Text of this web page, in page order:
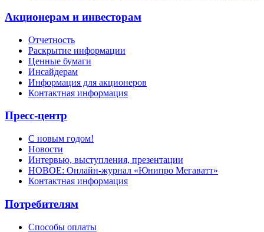
Акционерам и инвесторам
Отчетность
Раскрытие информации
Ценные бумаги
Инсайдерам
Информация для акционеров
Контактная информация
Пресс-центр
С новым годом!
Новости
Интервью, выступления, презентации
НОВОЕ: Онлайн-журнал «Юнипро Мегаватт»
Контактная информация
Потребителям
Способы оплаты